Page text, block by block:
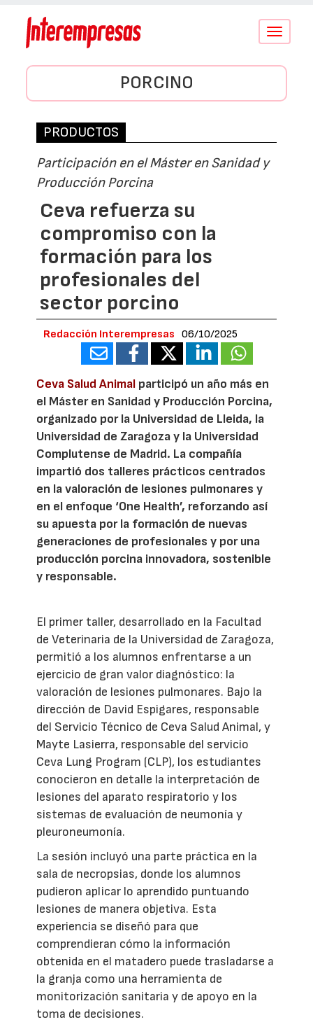
Conmutar
PORCINO
PRODUCTOS
Participación en el Máster en Sanidad y
Producción Porcina
Ceva refuerza su
compromiso con la
formación para los
profesionales del
sector porcino
Redacción Interempresas 06/10/2025
Ceva Salud Animal participó un año más en
el Máster en Sanidad y Producción Porcina,
organizado por la Universidad de Lleida, la
Universidad de Zaragoza y la Universidad
Complutense de Madrid. La compañía
impartió dos talleres prácticos centrados
en la valoración de lesiones pulmonares y
en el enfoque ‘One Health’, reforzando así
su apuesta por la formación de nuevas
generaciones de profesionales y por una
producción porcina innovadora, sostenible
y responsable.
El primer taller, desarrollado en la Facultad
de Veterinaria de la Universidad de Zaragoza,
permitió a los alumnos enfrentarse a un
ejercicio de gran valor diagnóstico: la
valoración de lesiones pulmonares. Bajo la
dirección de David Espigares, responsable
del Servicio Técnico de Ceva Salud Animal, y
Mayte Lasierra, responsable del servicio
Ceva Lung Program (CLP), los estudiantes
conocieron en detalle la interpretación de
lesiones del aparato respiratorio y los
sistemas de evaluación de neumonía y
pleuroneumonía.
La sesión incluyó una parte práctica en la
sala de necropsias, donde los alumnos
pudieron aplicar lo aprendido puntuando
lesiones de manera objetiva. Esta
experiencia se diseñó para que
comprendieran cómo la información
obtenida en el matadero puede trasladarse a
la granja como una herramienta de
monitorización sanitaria y de apoyo en la
toma de decisiones.